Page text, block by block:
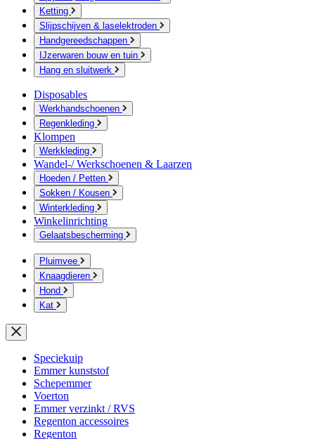
Ketting
Slijpschijven & laselektroden
Handgereedschappen
IJzerwaren bouw en tuin
Hang en sluitwerk
Disposables
Werkhandschoenen
Regenkleding
Klompen
Werkkleding
Wandel-/ Werkschoenen & Laarzen
Hoeden / Petten
Sokken / Kousen
Winterkleding
Winkelinrichting
Gelaatsbescherming
Pluimvee
Knaagdieren
Hond
Kat
Speciekuip
Emmer kunststof
Schepemmer
Voerton
Emmer verzinkt / RVS
Regenton accessoires
Regenton